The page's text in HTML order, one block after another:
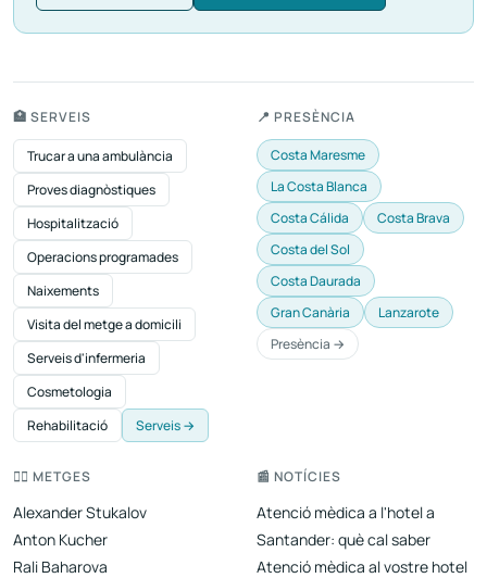
🏥 SERVEIS
Trucar a una ambulància
Proves diagnòstiques
Hospitalització
Operacions programades
Naixements
Visita del metge a domicili
Serveis d'infermeria
Cosmetologia
Rehabilitació
Serveis →
📍 PRESÈNCIA
Costa Maresme
La Costa Blanca
Costa Cálida
Costa Brava
Costa del Sol
Costa Daurada
Gran Canària
Lanzarote
Presència →
👨‍⚕️ METGES
Alexander Stukalov
Anton Kucher
Rali Baharova
📰 NOTÍCIES
Atenció mèdica a l'hotel a
Santander: què cal saber
Atenció mèdica al vostre hotel